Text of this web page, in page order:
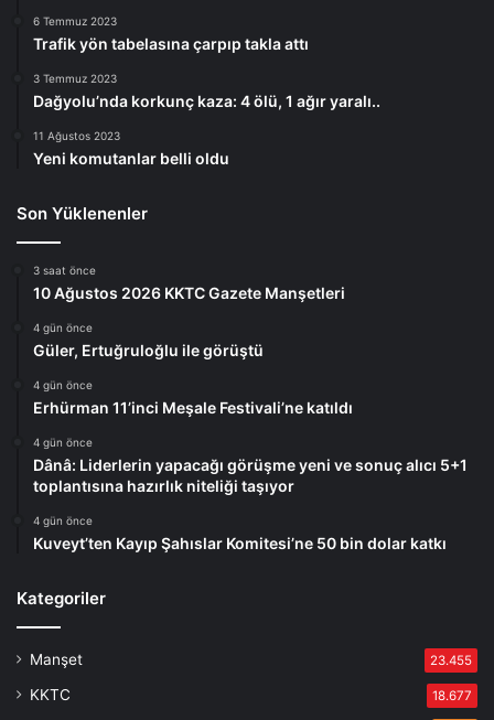
6 Temmuz 2023
Trafik yön tabelasına çarpıp takla attı
3 Temmuz 2023
Dağyolu’nda korkunç kaza: 4 ölü, 1 ağır yaralı..
11 Ağustos 2023
Yeni komutanlar belli oldu
Son Yüklenenler
3 saat önce
10 Ağustos 2026 KKTC Gazete Manşetleri
4 gün önce
Güler, Ertuğruloğlu ile görüştü
4 gün önce
Erhürman 11’inci Meşale Festivali’ne katıldı
4 gün önce
Dânâ: Liderlerin yapacağı görüşme yeni ve sonuç alıcı 5+1
toplantısına hazırlık niteliği taşıyor
4 gün önce
Kuveyt’ten Kayıp Şahıslar Komitesi’ne 50 bin dolar katkı
Kategoriler
Manşet 23.455
KKTC 18.677